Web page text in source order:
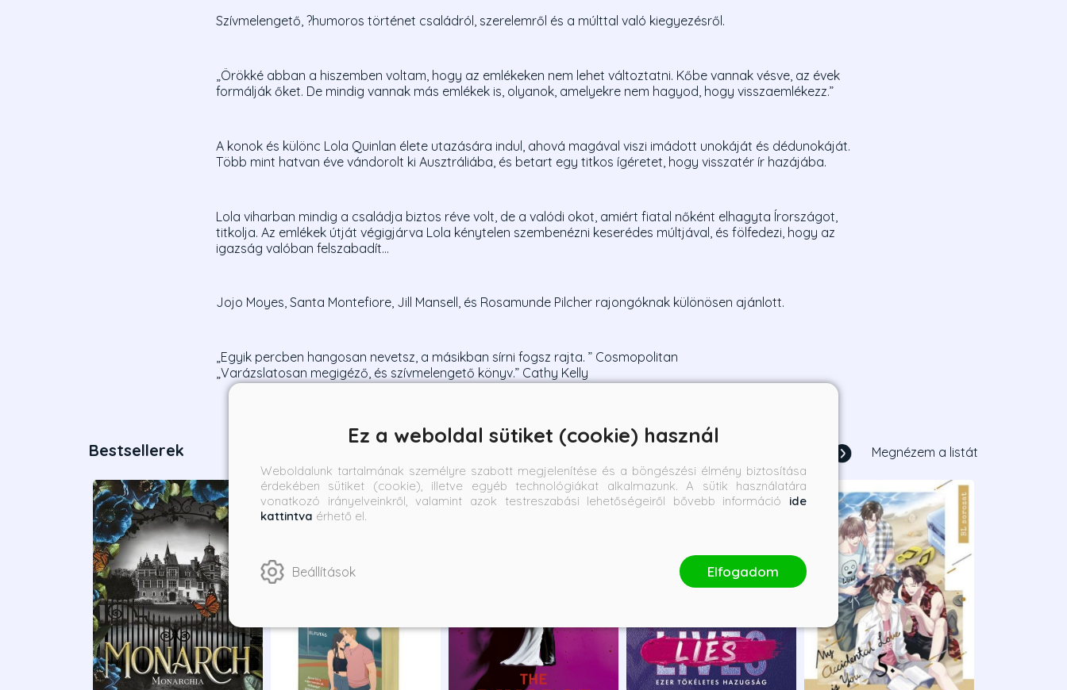
Szívmelengető, ?humoros történet családról, szerelemről és a múlttal való kiegyezésről.
„Örökké abban a hiszemben voltam, hogy az emlékeken nem lehet változtatni. Kőbe vannak vésve, az évek
formálják őket. De mindig vannak más emlékek is, olyanok, amelyekre nem hagyod, hogy visszaemlékezz.”
A konok és különc Lola Quinlan élete utazására indul, ahová magával viszi imádott unokáját és dédunokáját.
Több mint hatvan éve vándorolt ki Ausztráliába, és betart egy titkos ígéretet, hogy visszatér ír hazájába.
Lola viharban mindig a családja biztos réve volt, de a valódi okot, amiért fiatal nőként elhagyta Írországot,
titkolja. Az emlékek útját végigjárva Lola kénytelen szembenézni keserédes múltjával, és fölfedezi, hogy az
igazság valóban felszabadít…
Jojo Moyes, Santa Montefiore, Jill Mansell, és Rosamunde Pilcher rajongóknak különösen ajánlott.
„Egyik percben hangosan nevetsz, a másikban sírni fogsz rajta. ” Cosmopolitan
„Varázslatosan megigéző, és szívmelengető könyv.” Cathy Kelly
Bestsellerek Megnézem a listát
Ez a weboldal sütiket (cookie) használ
Weboldalunk tartalmának személyre szabott megjelenítése és a böngészési élmény biztosítása
érdekében sütiket (cookie), illetve egyéb technológiákat alkalmazunk. A sütik használatára
vonatkozó irányelveinkről, valamint azok testreszabási lehetőségeiről bővebb információ ide
kattintva érhető el.
Beállítások Elfogadom